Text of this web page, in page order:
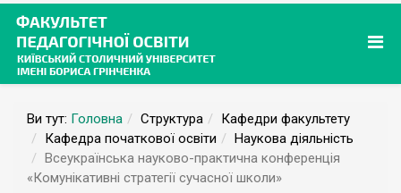
Ви тут: Головна Структура
Кафедри факультету
Кафедра початкової освіти
Наукова діяльність
Всеукраїнська науково-практична конференція
«Комунікативні стратегії сучасної школи»